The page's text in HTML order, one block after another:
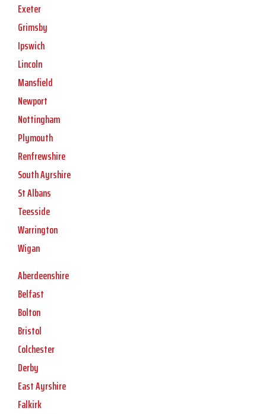
Exeter
Grimsby
Ipswich
Lincoln
Mansfield
Newport
Nottingham
Plymouth
Renfrewshire
South Ayrshire
St Albans
Teesside
Warrington
Wigan
Aberdeenshire
Belfast
Bolton
Bristol
Colchester
Derby
East Ayrshire
Falkirk